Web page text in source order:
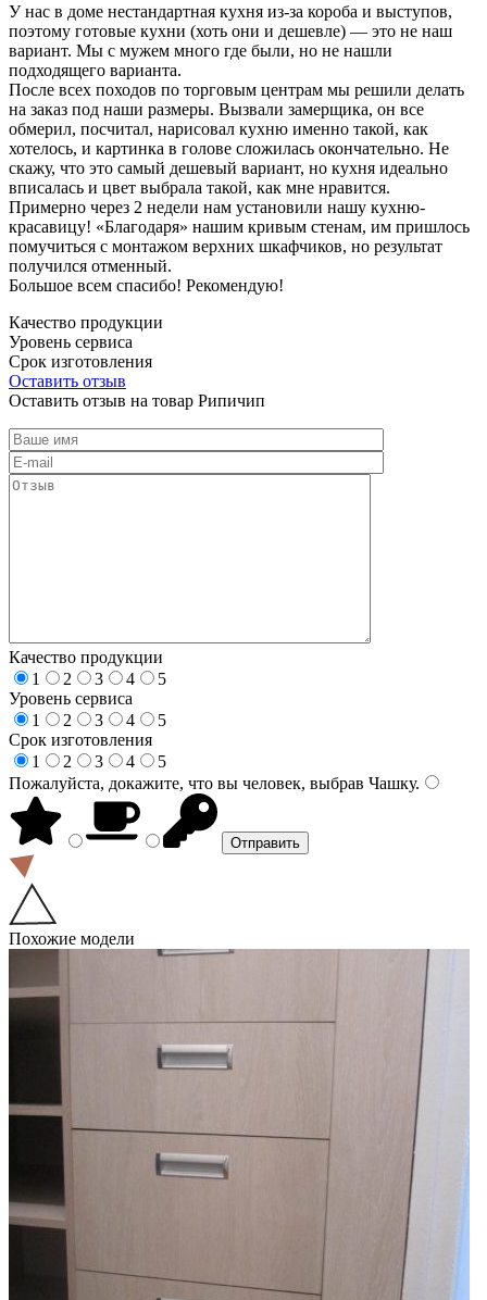
У нас в доме нестандартная кухня из-за короба и выступов,
поэтому готовые кухни (хоть они и дешевле) — это не наш
вариант. Мы с мужем много где были, но не нашли
подходящего варианта.
После всех походов по торговым центрам мы решили делать
на заказ под наши размеры. Вызвали замерщика, он все
обмерил, посчитал, нарисовал кухню именно такой, как
хотелось, и картинка в голове сложилась окончательно. Не
скажу, что это самый дешевый вариант, но кухня идеально
вписалась и цвет выбрала такой, как мне нравится.
Примерно через 2 недели нам установили нашу кухню-
красавицу! «Благодаря» нашим кривым стенам, им пришлось
помучиться с монтажом верхних шкафчиков, но результат
получился отменный.
Большое всем спасибо! Рекомендую!
Качество продукции
Уровень сервиса
Срок изготовления
Оставить отзыв
Оставить отзыв на товар Рипичип
Качество продукции
1
2 3 4
5
Уровень сервиса
1
2 3 4
5
Срок изготовления
1
2 3 4
5
Пожалуйста, докажите, что вы человек, выбрав Чашку.
Похожие модели